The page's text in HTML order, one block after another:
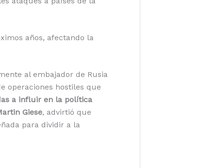
años, afectando la
al embajador de Rusia
operaciones hostiles que
a influir en la política
Giese, advirtió que
para dividir a la